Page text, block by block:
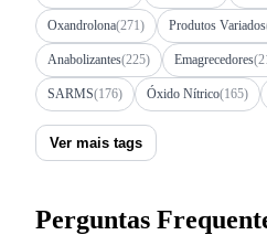
Oxandrolona(271) Produtos Variados
Anabolizantes(225) Emagrecedores
SARMS(176) Óxido Nítrico(165)
Ver mais tags
Perguntas